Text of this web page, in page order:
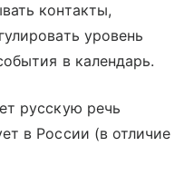
контакты,
уровень
в календарь.
русскую речь
в России (в отличие